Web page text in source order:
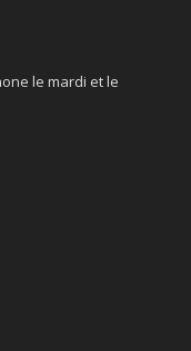
le mardi et le